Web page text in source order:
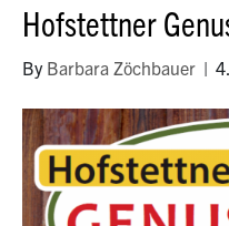
Hofstettner
By Barbara Zöchbauer |